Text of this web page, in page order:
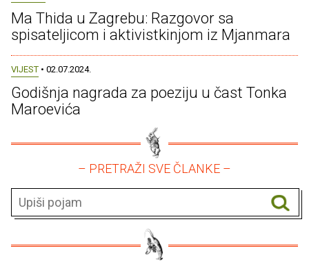
Ma Thida u Zagrebu: Razgovor sa
spisateljicom i aktivistkinjom iz Mjanmara
VIJEST • 02.07.2024.
Godišnja nagrada za poeziju u čast Tonka
Maroevića
– PRETRAŽI SVE ČLANKE –